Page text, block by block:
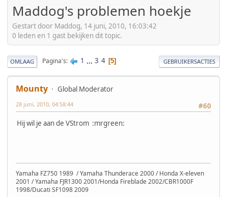
Maddog's problemen hoekje
Gestart door Maddog, 14 juni, 2010, 16:03:42
0 leden en 1 gast bekijken dit topic.
OMLAAG Pagina's 1 ... 3 4 5 GEBRUIKERSACTIES
Mounty
Global Moderator
#60
28 juni, 2010, 04:58:44
Hij wil je aan de VStrom :mrgreen:
Yamaha FZ750 1989 / Yamaha Thunderace 2000 / Honda X-eleven
2001 / Yamaha FJR1300 2001/Honda Fireblade 2002/CBR1000F
1998/Ducati SF1098 2009